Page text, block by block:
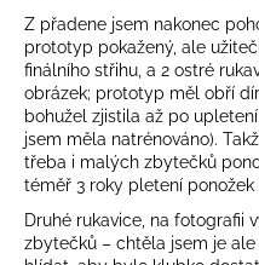
Z přadene jsem nakonec
prototyp pokažený, ale
finálního střihu, a 2 ostré
obrázek; prototyp měl obří
bohužel zjistila až po
jsem měla natrénováno).
třeba i malých zbytečků
téměř 3 roky pletení
Druhé rukavice, na fotografii
zbytečků – chtěla jsem je